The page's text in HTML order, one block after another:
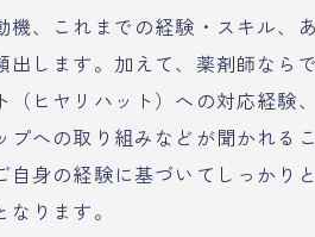
、これまでの経験・スキル、
します。加えて、薬剤師なら
ヒヤリハット）への対応経験
への取り組みなどが聞かれる
身の経験に基づいてしっかり
ります。